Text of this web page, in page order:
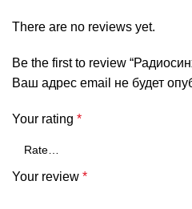
There are no reviews yet.
Be the first to review
Ваш адрес email не будет
Your rating *
Your review *